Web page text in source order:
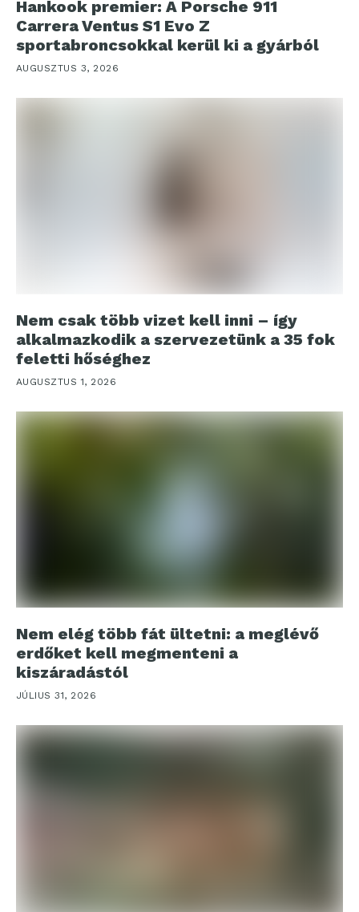
Hankook premier: A Porsche 911
Carrera Ventus S1 Evo Z
sportabroncsokkal kerül ki a gyárból
AUGUSZTUS 3, 2026
Nem csak több vizet kell inni – így
alkalmazkodik a szervezetünk a 35 fok
feletti hőséghez
AUGUSZTUS 1, 2026
Nem elég több fát ültetni: a meglévő
erdőket kell megmenteni a
kiszáradástól
JÚLIUS 31, 2026